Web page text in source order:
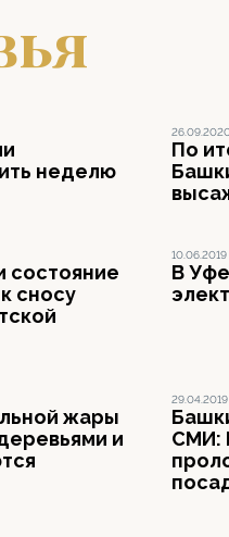
неделю
По
состояние
сносу
10.06.2019
В
жары
и
29.04.2019
СМИ: